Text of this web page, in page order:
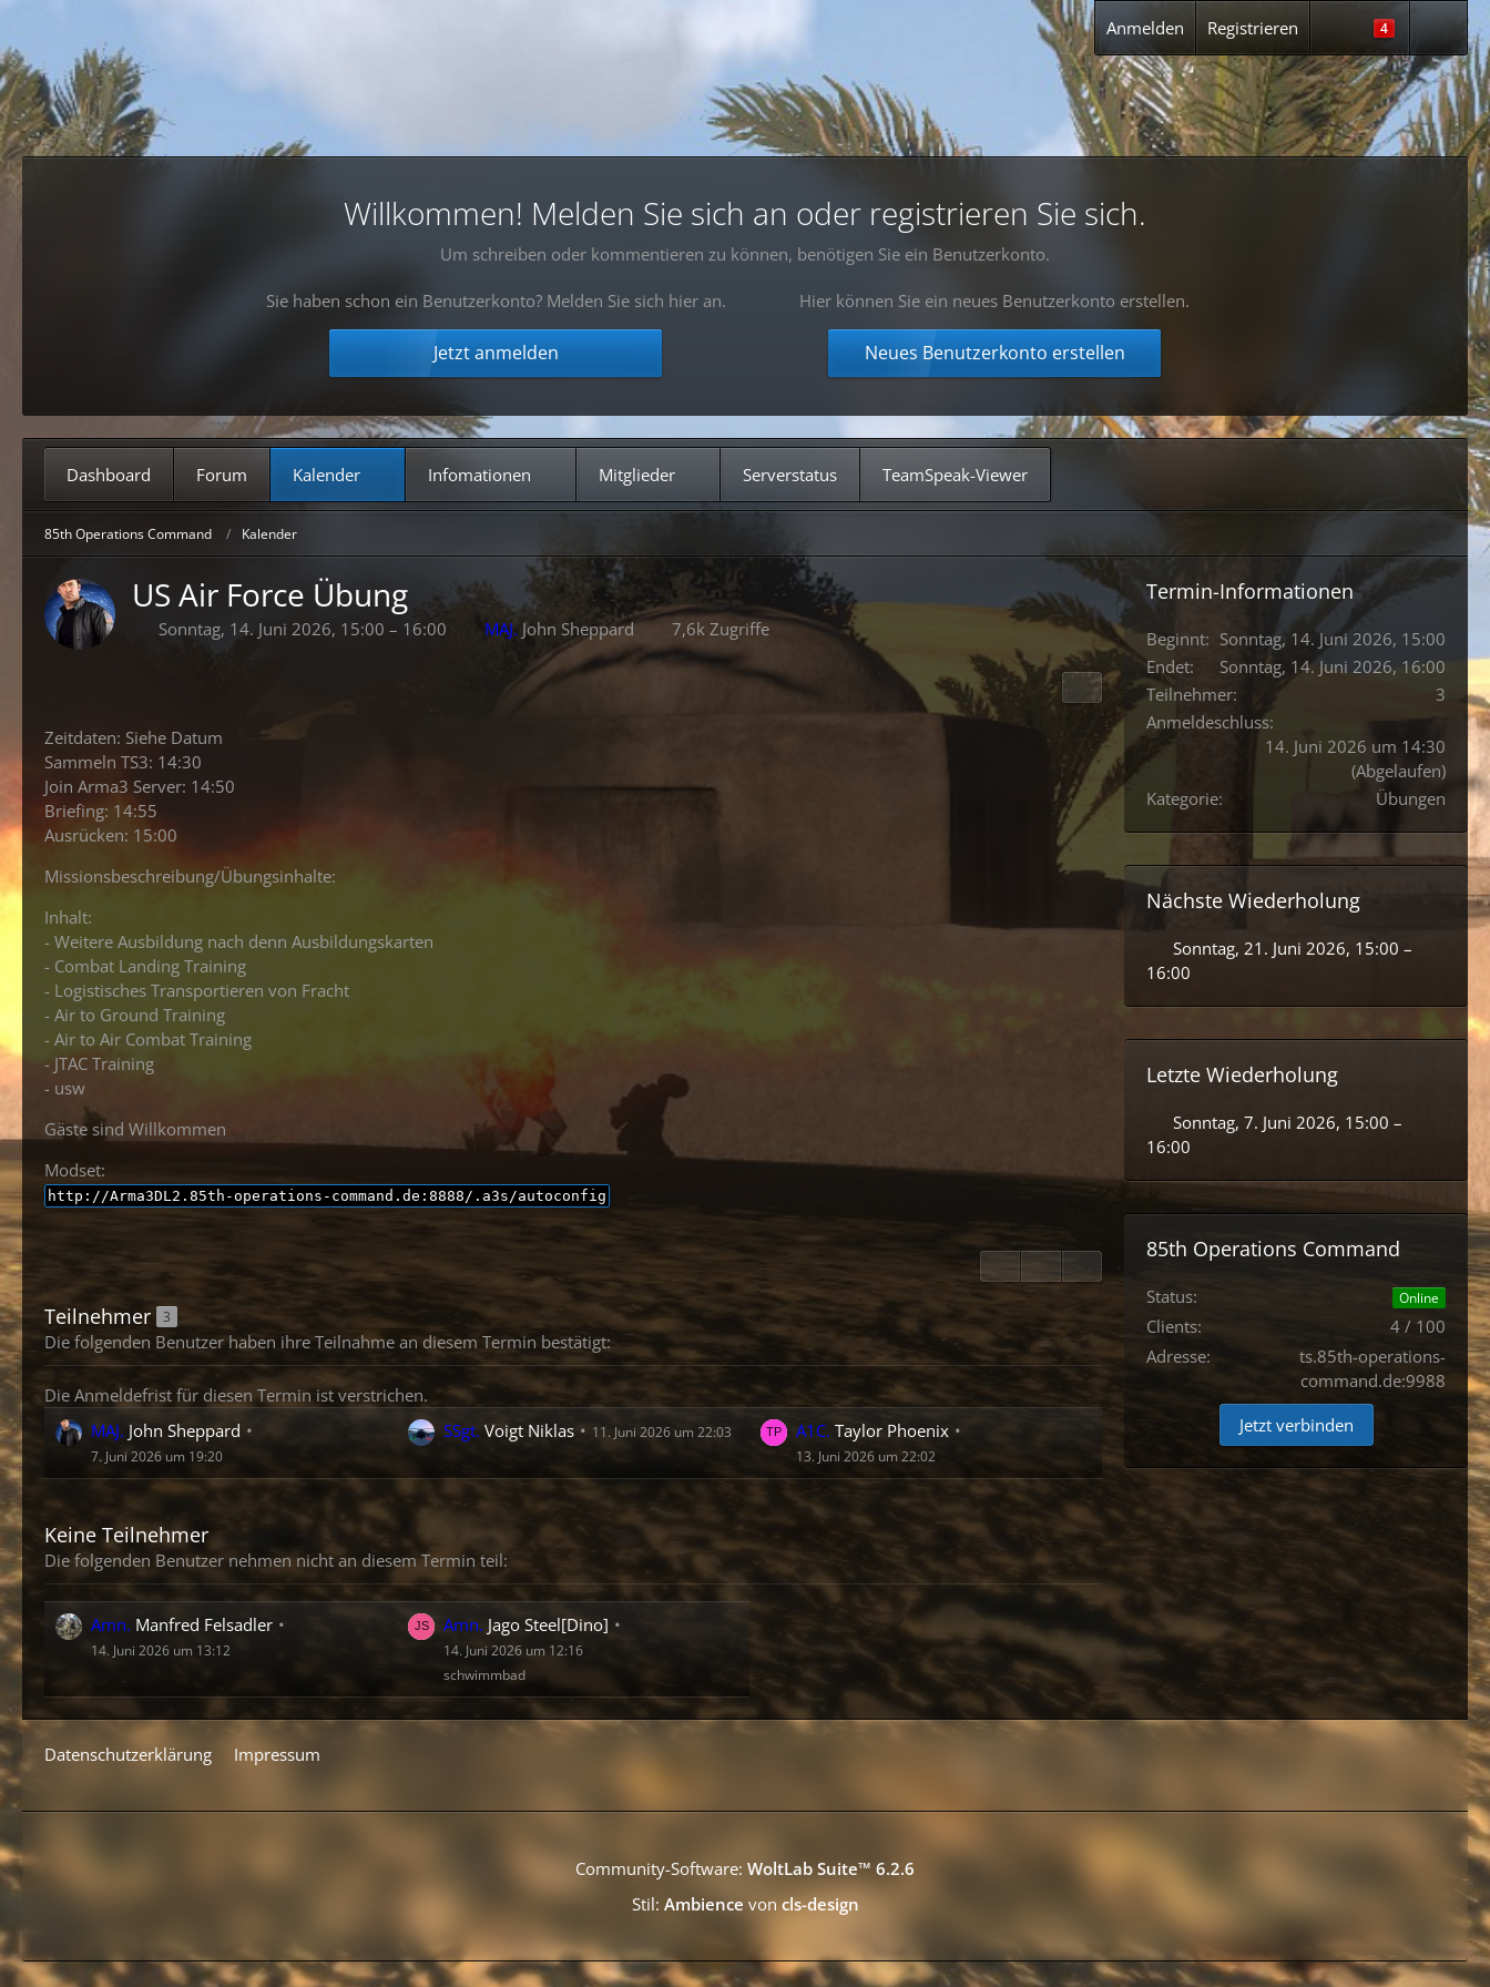
Willkommen! Melden Sie sich an oder registrieren Sie sich.
Um schreiben oder kommentieren zu können, benötigen Sie ein Benutzerkonto.
Sie haben schon ein Benutzerkonto? Melden Sie sich hier an.
Jetzt anmelden
Hier können Sie ein neues Benutzerkonto erstellen.
Neues Benutzerkonto erstellen
Dashboard Forum Kalender Infomationen Mitglieder Serverstatus TeamSpeak-Viewer
Anmelden Registrieren 4
85th Operations Command Kalender
US Air Force Übung
Sonntag, 14. Juni 2026, 15:00 – 16:00 MAJ. John Sheppard 7,6k Zugriffe
Zeitdaten: Siehe Datum
Sammeln TS3: 14:30
Join Arma3 Server: 14:50
Briefing: 14:55
Ausrücken: 15:00
Missionsbeschreibung/Übungsinhalte:
Inhalt:
- Weitere Ausbildung nach denn Ausbildungskarten
- Combat Landing Training
- Logistisches Transportieren von Fracht
- Air to Ground Training
- Air to Air Combat Training
- JTAC Training
- usw
Gäste sind Willkommen
Modset:
http://Arma3DL2.85th-operations-command.de:8888/.a3s/autoconfig
Teilnehmer 3
Die folgenden Benutzer haben ihre Teilnahme an diesem Termin bestätigt:
Die Anmeldefrist für diesen Termin ist verstrichen.
MAJ. John Sheppard
7. Juni 2026 um 19:20
SSgt. Voigt Niklas 11. Juni 2026 um 22:03 A1C. Taylor Phoenix
13. Juni 2026 um 22:02
Keine Teilnehmer
Die folgenden Benutzer nehmen nicht an diesem Termin teil:
Amn. Manfred Felsadler
14. Juni 2026 um 13:12
Amn. Jago Steel[Dino]
14. Juni 2026 um 12:16
schwimmbad
Termin-Informationen
Beginnt
Sonntag, 14. Juni 2026, 15:00
Endet
Sonntag, 14. Juni 2026, 16:00
Teilnehmer
3
Anmeldeschluss
14. Juni 2026 um 14:30
(Abgelaufen)
Kategorie
Übungen
Nächste Wiederholung
Sonntag, 21. Juni 2026, 15:00 –
16:00
Letzte Wiederholung
Sonntag, 7. Juni 2026, 15:00 –
16:00
85th Operations Command
Status: Online
Clients:
4 / 100
Adresse:
ts.85th-operations-
command.de:9988
Jetzt verbinden
Datenschutzerklärung Impressum
Community-Software: WoltLab Suite™ 6.2.6
Stil: Ambience von cls-design